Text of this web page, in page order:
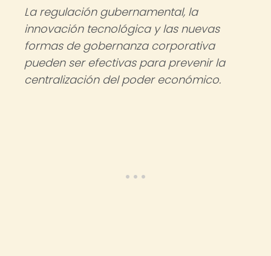
La regulación gubernamental, la
innovación tecnológica y las nuevas
formas de gobernanza corporativa
pueden ser efectivas para prevenir la
centralización del poder económico.